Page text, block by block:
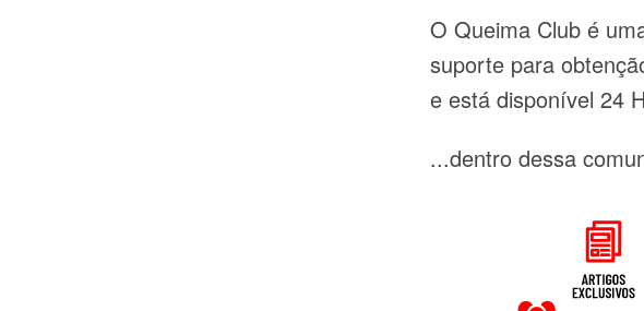
O Queima Club é
suporte para
e está disponível 24
...dentro dessa